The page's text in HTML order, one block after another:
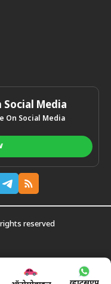
Social Media
On Social Media
reserved